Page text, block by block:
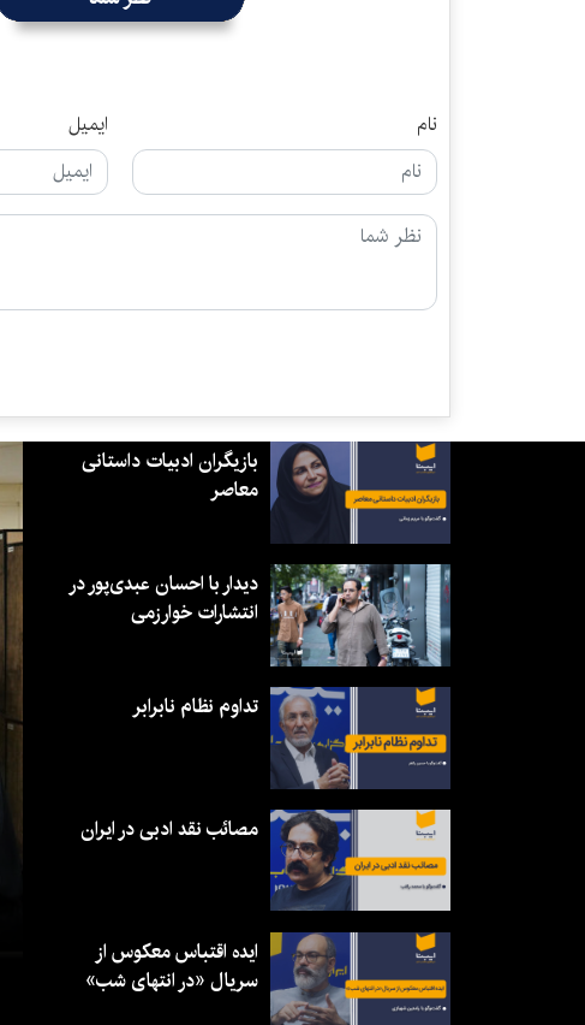
نام ایمیل
بازیگران ادبیات داستانی
معاصر
دیدار با احسان عبدی‌پور در
انتشارات خوارزمی
تداوم نظام نابرابر
مصائب نقد ادبی در ایران
ایده اقتباس معکوس از
سریال «در انتهای شب»